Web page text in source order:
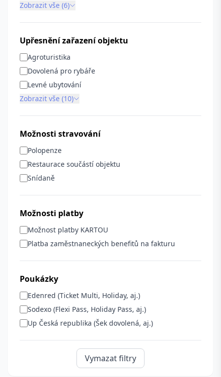
Zobrazit vše (6)
Upřesnění zařazení objektu
Agroturistika
Dovolená pro rybáře
Levné ubytování
Zobrazit vše (10)
Možnosti stravování
Polopenze
Restaurace součástí objektu
Snídaně
Možnosti platby
Možnost platby KARTOU
Platba zaměstnaneckých benefitů na fakturu
Poukázky
Edenred (Ticket Multi, Holiday, aj.)
Sodexo (Flexi Pass, Holiday Pass, aj.)
Up Česká republika (Šek dovolená, aj.)
Vymazat filtry